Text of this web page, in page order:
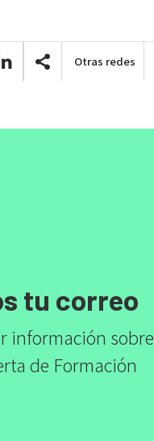
Otras redes
tu correo
información sobre
de Formación